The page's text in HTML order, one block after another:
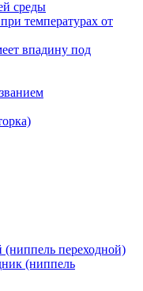
среды
температурах от
впадину под
(ниппель переходной)
(ниппель